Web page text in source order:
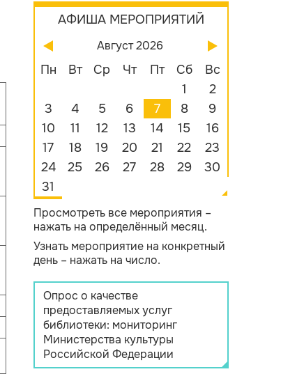
АФИША МЕРОПРИЯТИЙ
Август 2026
Пн Вт Ср Чт Пт Сб
Вс
1
2
3
4 5 6 7 8
9
10
11 12 13 14 15
16
17
18 19 20 21 22
23
24
25 26 27 28 29
30
31
Просмотреть все мероприятия –
нажать на определённый месяц.
Узнать мероприятие на конкретный
день – нажать на число.
Опрос о качестве
предоставляемых услуг
библиотеки: мониторинг
Министерства культуры
Российской Федерации